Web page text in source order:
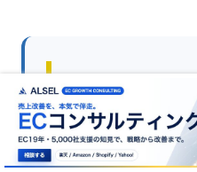
この記事の監修
方へ
本記事はうるチカラ編